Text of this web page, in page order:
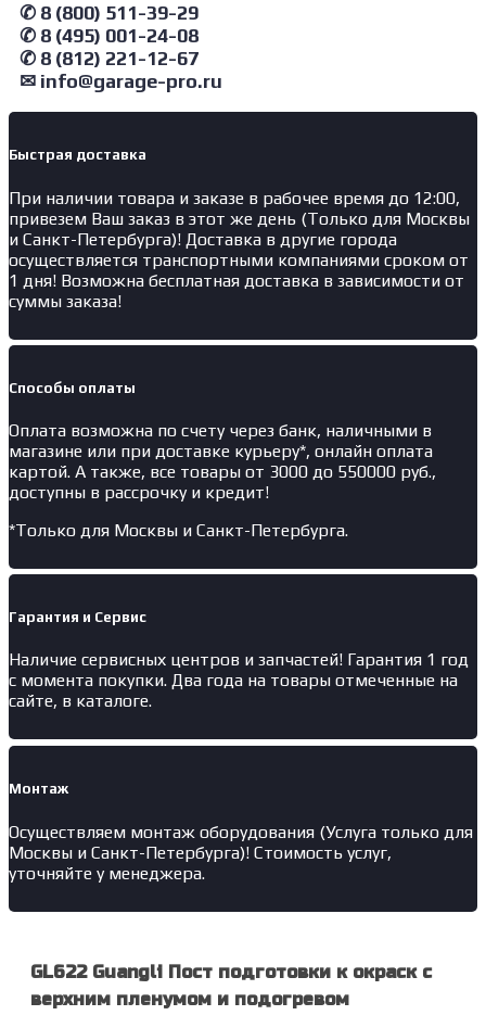
Пост
подготовки
к
окраск
с
верхним
и
✆ 8 (800) 511-39-29
✆ 8 (495) 001-24-08
✆ 8 (812) 221-12-67
✉ info@garage-pro.ru
Быстрая доставка
При наличии товара и заказе в рабочее время до 12:00,
привезем Ваш заказ в этот же день (Только для Москвы
и Санкт-Петербурга)! Доставка в другие города
осуществляется транспортными компаниями сроком от
1 дня! Возможна бесплатная доставка в зависимости от
суммы заказа!
Способы оплаты
Оплата возможна по счету через банк, наличными в
магазине или при доставке курьеру*, онлайн оплата
картой. А также, все товары от 3000 до 550000 руб.,
доступны в рассрочку и кредит!
*Только для Москвы и Санкт-Петербурга.
Гарантия и Сервис
Наличие сервисных центров и запчастей! Гарантия 1 год
с момента покупки. Два года на товары отмеченные на
сайте, в каталоге.
Монтаж
Осуществляем монтаж оборудования (Услуга только для
Москвы и Санкт-Петербурга)! Стоимость услуг,
уточняйте у менеджера.
GL622 Guangli Пост подготовки к окраск с
верхним пленумом и подогревом